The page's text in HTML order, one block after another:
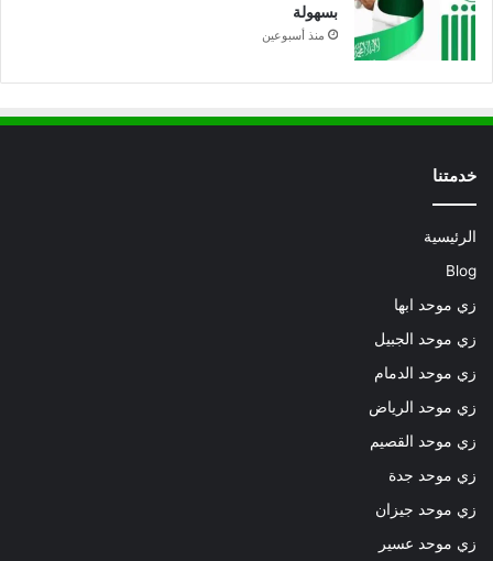
بسهولة
منذ أسبوعين
خدمتنا
الرئيسية
Blog
زي موحد ابها
زي موحد الجبيل
زي موحد الدمام
زي موحد الرياض
زي موحد القصيم
زي موحد جدة
زي موحد جيزان
زي موحد عسير